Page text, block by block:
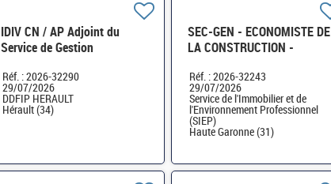
IDIV CN / AP Adjoint du
Service de Gestion
Réf. : 2026-32290
29/07/2026
DDFIP HERAULT
Hérault (34)
SEC-GEN - ECONOMISTE DE
LA CONSTRUCTION -
IMMOBILIER H/F
Réf. : 2026-32243
29/07/2026
Service de l'Immobilier et de
l'Environnement Professionnel
(SIEP)
Haute Garonne (31)